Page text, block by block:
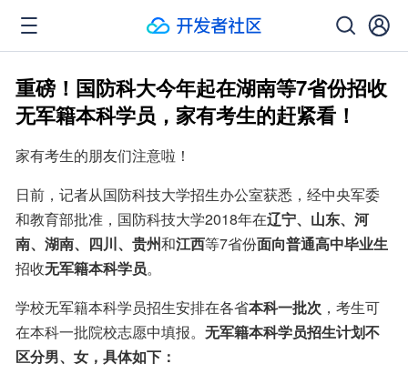
重磅！国防科大今年起在湖南等7省份招收
无军籍本科学员，家有考生的赶紧看！
家有考生的朋友们注意啦！
日前，记者从国防科技大学招生办公室获悉，经中央军委
和教育部批准，国防科技大学2018年在辽宁、山东、河
南、湖南、四川、贵州和江西等7省份面向普通高中毕业生
招收无军籍本科学员。
学校无军籍本科学员招生安排在各省本科一批次 ，考生可
在本科一批院校志愿中填报。 无军籍本科学员招生计划不
区分男、女，具体如下：